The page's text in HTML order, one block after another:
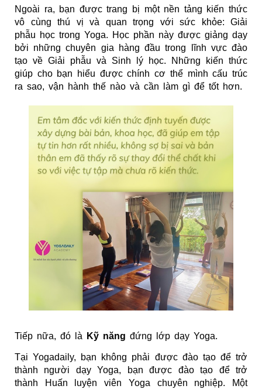
Ngoài ra, bạn được trang bị một nền tảng kiến thức
vô cùng thú vị và quan trọng với sức khỏe: Giải
phẫu học trong Yoga. Học phần này được giảng dạy
bởi những chuyên gia hàng đầu trong lĩnh vực đào
tạo về Giải phẫu và Sinh lý học. Những kiến thức
giúp cho bạn hiểu được chính cơ thể mình cấu trúc
ra sao, vận hành thế nào và cần làm gì để tốt hơn.
Tiếp nữa, đó là Kỹ năng đứng lớp dạy Yoga.
Tại Yogadaily, bạn không phải được đào tạo để trở
thành người dạy Yoga, bạn được đào tạo để trở
thành Huấn luyện viên Yoga chuyên nghiệp. Một